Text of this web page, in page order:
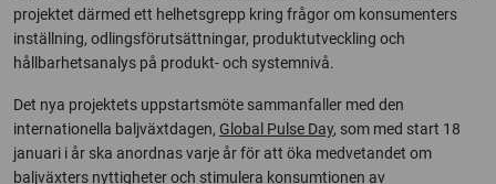
projektet därmed ett helhetsgrepp kring frågor om konsumenters
inställning, odlingsförutsättningar, produktutveckling och
hållbarhetsanalys på produkt- och systemnivå.
Det nya projektets uppstartsmöte sammanfaller med den
internationella baljväxtdagen, Global Pulse Day, som med start 18
januari i år ska anordnas varje år för att öka medvetandet om
baljväxters nyttigheter och stimulera konsumtionen av